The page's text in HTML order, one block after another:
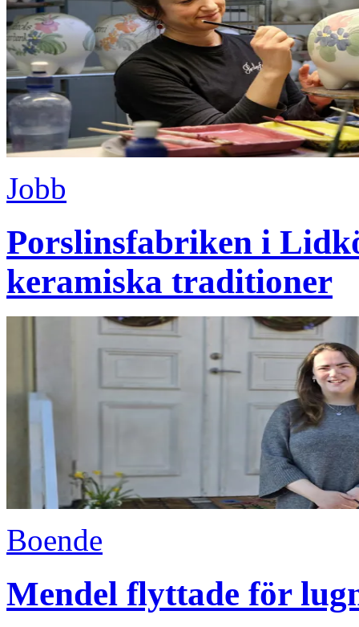
Jobb
Porslinsfabriken i
keramiska traditioner
Boende
Mendel flyttade för